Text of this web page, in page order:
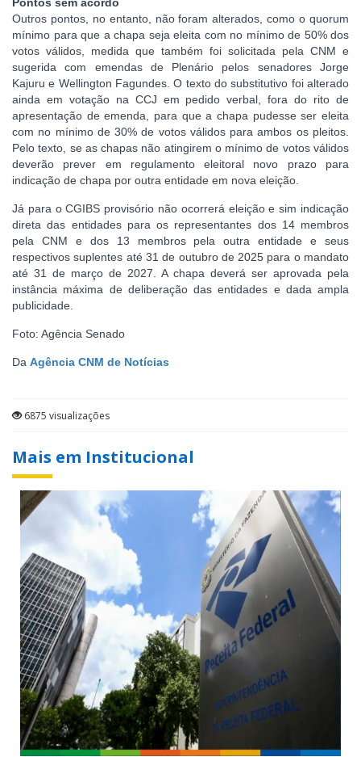
Pontos sem acordo
Outros pontos, no entanto, não foram alterados, como o quorum
mínimo para que a chapa seja eleita com no mínimo de 50% dos
votos válidos, medida que também foi solicitada pela CNM e
sugerida com emendas de Plenário pelos senadores Jorge
Kajuru e Wellington Fagundes. O texto do substitutivo foi alterado
ainda em votação na CCJ em pedido verbal, fora do rito de
apresentação de emenda, para que a chapa pudesse ser eleita
com no mínimo de 30% de votos válidos para ambos os pleitos.
Pelo texto, se as chapas não atingirem o mínimo de votos válidos
deverão prever em regulamento eleitoral novo prazo para
indicação de chapa por outra entidade em nova eleição.
Já para o CGIBS provisório não ocorrerá eleição e sim indicação
direta das entidades para os representantes dos 14 membros
pela CNM e dos 13 membros pela outra entidade e seus
respectivos suplentes até 31 de outubro de 2025 para o mandato
até 31 de março de 2027. A chapa deverá ser aprovada pela
instância máxima de deliberação das entidades e dada ampla
publicidade.
Foto: Agência Senado
Da Agência CNM de Notícias
6875 visualizações
Mais em Institucional